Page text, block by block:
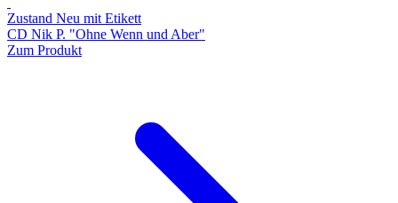
Zustand Neu mit Etikett
CD Nik P. "Ohne Wenn und Aber"
Zum Produkt